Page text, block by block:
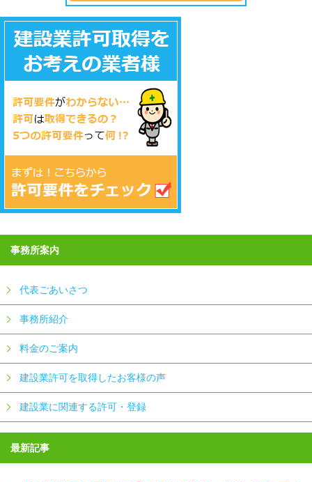
事務所案内
代表ごあいさつ
事務所紹介
料金のご案内
建設業許可を取得したお客様の声
建設業に関連する許可・登録
最新記事